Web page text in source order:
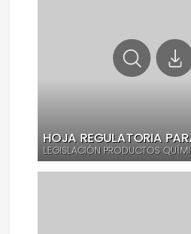
HOJA REGULATORIA
LEGISLACIÓN PRODUCTOS